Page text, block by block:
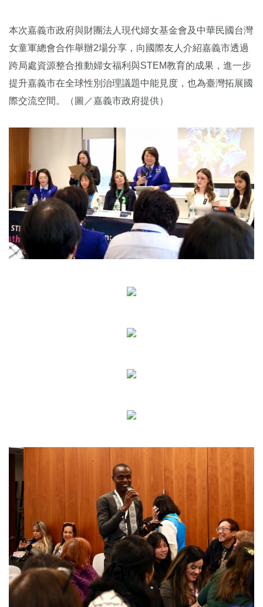
本次嘉義市政府與財團法人現代婦女基金會及中華民國台灣
女童軍總會合作舉辦2場分享，向國際友人介紹嘉義市透過
跨局處資源整合推動婦女福利與STEM教育的成果，進一步
提升嘉義市在全球性別治理議題中能見度，也為臺灣拓展國
際交流空間。（圖／嘉義市政府提供）